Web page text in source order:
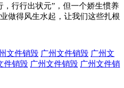
行行出状元”，但一个娇生惯养
做得风生水起，让我们这些扎根
文件销毁 广州文件销毁 广州文
件销毁 广州文件销毁 广州文件销